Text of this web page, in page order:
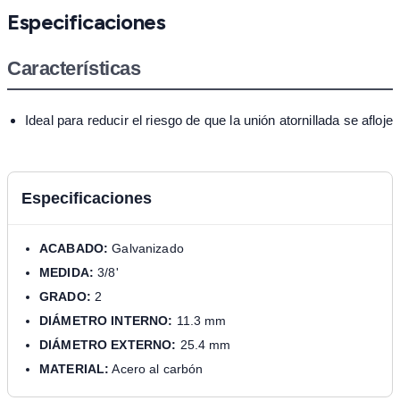
Especificaciones
Características
Ideal para reducir el riesgo de que la unión atornillada se afloje
Especificaciones
ACABADO: Galvanizado
MEDIDA: 3/8'
GRADO: 2
DIÁMETRO INTERNO: 11.3 mm
DIÁMETRO EXTERNO: 25.4 mm
MATERIAL: Acero al carbón